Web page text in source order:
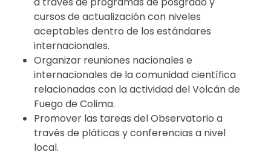
cursos de actualización con niveles
aceptables dentro de los estándares
internacionales.
Organizar reuniones nacionales e
internacionales de la comunidad científica
relacionadas con la actividad del Volcán de
Fuego de Colima.
Promover las tareas del Observatorio a
través de pláticas y conferencias a nivel
local.